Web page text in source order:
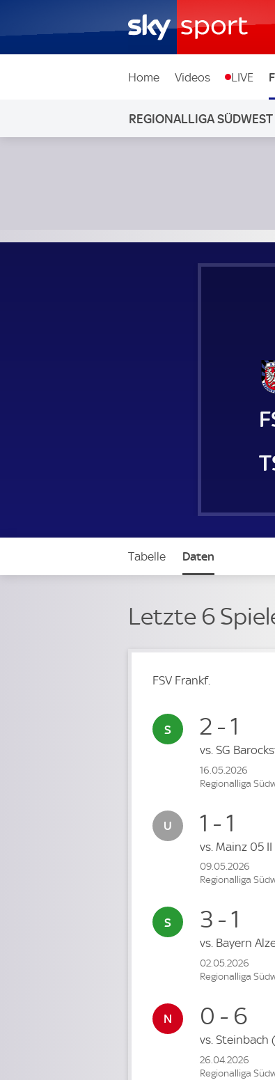
Home Videos LIVE
REGIONALLIGA SÜDWEST
Tabelle Daten
Letzte 6
FSV Frankf.
2 - 1
vs. SG
16.05.2026
Regionalliga
1 - 1
vs. Mainz 05 II
09.05.2026
Regionalliga
3 - 1
vs. Bayern
02.05.2026
Regionalliga
0 - 6
vs. Steinbach
26.04.2026
Regionalliga